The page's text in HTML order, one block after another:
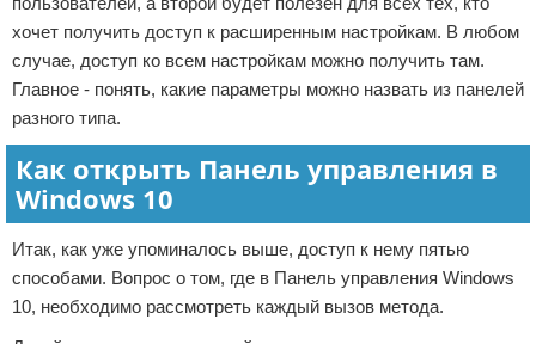
хочет получить доступ к расширенным настройкам. В любом
случае, доступ ко всем настройкам можно получить там.
Главное - понять, какие параметры можно назвать из панелей
разного типа.
Как открыть Панель управления в
Windows 10
Итак, как уже упоминалось выше, доступ к нему пятью
способами. Вопрос о том, где в Панель управления Windows
10, необходимо рассмотреть каждый вызов метода.